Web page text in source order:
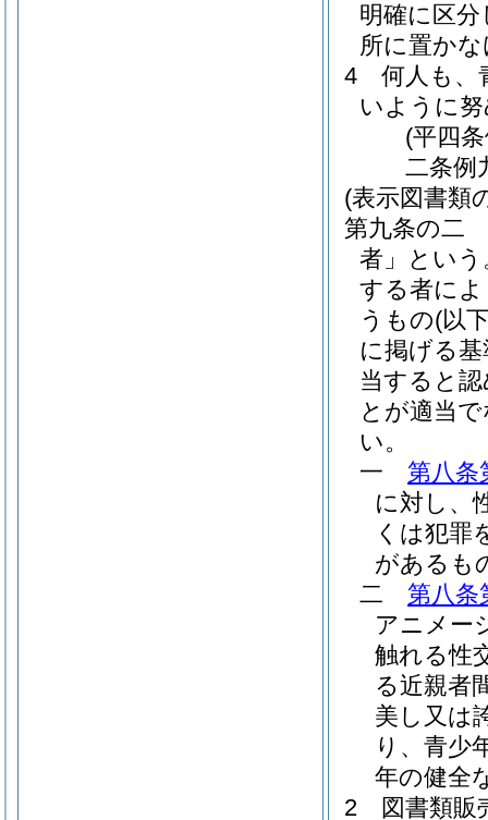
明確に区
所に置か
4
何人も、
いように
(平四
二条例
(表示図書類
第九条の二
者」という
する者に
うもの(以
に掲げる
当すると
とが適当
い。
一
第八条
に対し、
くは犯罪
があるも
二
第八条
アニメー
触れる性
る近親者
美し又は
り、青少
年の健全
2
図書類販